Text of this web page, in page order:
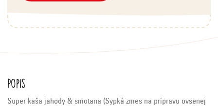
Popis
Super kaša jahody & smotana (Sypká zmes na prípravu ovsenej